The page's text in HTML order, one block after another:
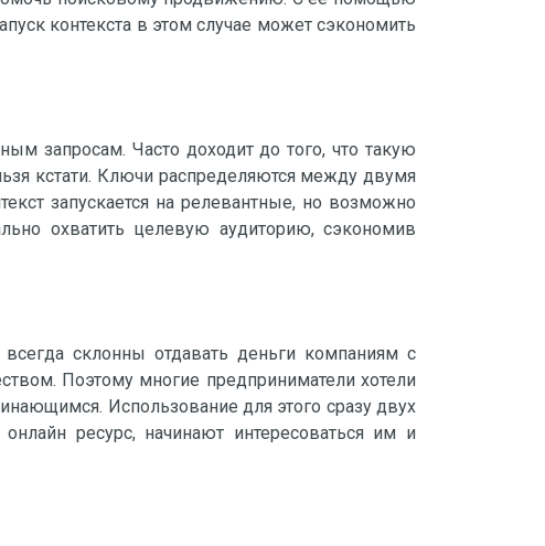
контекста в этом случае может сэкономить
запросам. Часто доходит до того, что такую
кстати. Ключи распределяются между двумя
запускается на релевантные, но возможно
охватить целевую аудиторию, сэкономив
склонны отдавать деньги компаниям с
Поэтому многие предприниматели хотели
Использование для этого сразу двух
ресурс, начинают интересоваться им и